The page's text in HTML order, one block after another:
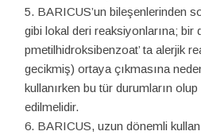
BARICUS’un bileşenlerinden
gibi lokal deri reaksiyonlarına; bir
pmetilhidroksibenzoat’ ta alerjik
gecikmiş) ortaya çıkmasına
kullanırken bu tür durumların olup
edilmelidir.
BARICUS, uzun dönemli